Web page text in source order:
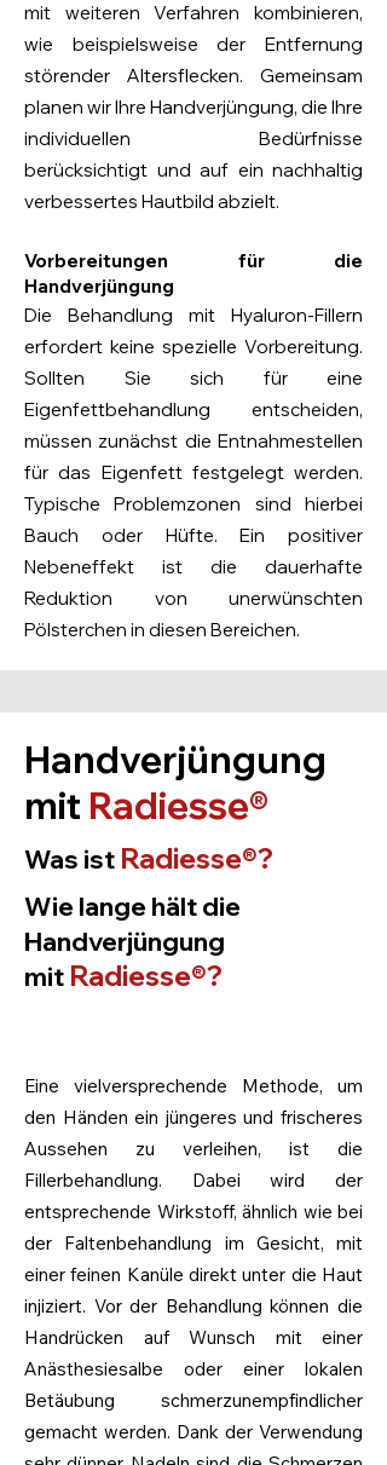
mit weiteren Verfahren kombinieren,
wie beispielsweise der Entfernung
störender Altersflecken. Gemeinsam
planen wir Ihre Handverjüngung, die Ihre
individuellen Bedürfnisse
berücksichtigt und auf ein nachhaltig
verbessertes Hautbild abzielt.
Vorbereitungen für die
Handverjüngung
Die Behandlung mit Hyaluron-Fillern
erfordert keine spezielle Vorbereitung.
Sollten Sie sich für eine
Eigenfettbehandlung entscheiden,
müssen zunächst die Entnahmestellen
für das Eigenfett festgelegt werden.
Typische Problemzonen sind hierbei
Bauch oder Hüfte. Ein positiver
Nebeneffekt ist die dauerhafte
Reduktion von unerwünschten
Pölsterchen in diesen Bereichen.
Handverjüngung
mit Radiesse®
Was ist Radiesse®?
Wie lange hält die
Handverjüngung
mit Radiesse®?
Eine vielversprechende Methode, um
den Händen ein jüngeres und frischeres
Aussehen zu verleihen, ist die
Fillerbehandlung. Dabei wird der
entsprechende Wirkstoff, ähnlich wie bei
der Faltenbehandlung im Gesicht, mit
einer feinen Kanüle direkt unter die Haut
injiziert. Vor der Behandlung können die
Handrücken auf Wunsch mit einer
Anästhesiesalbe oder einer lokalen
Betäubung schmerzunempfindlicher
gemacht werden. Dank der Verwendung